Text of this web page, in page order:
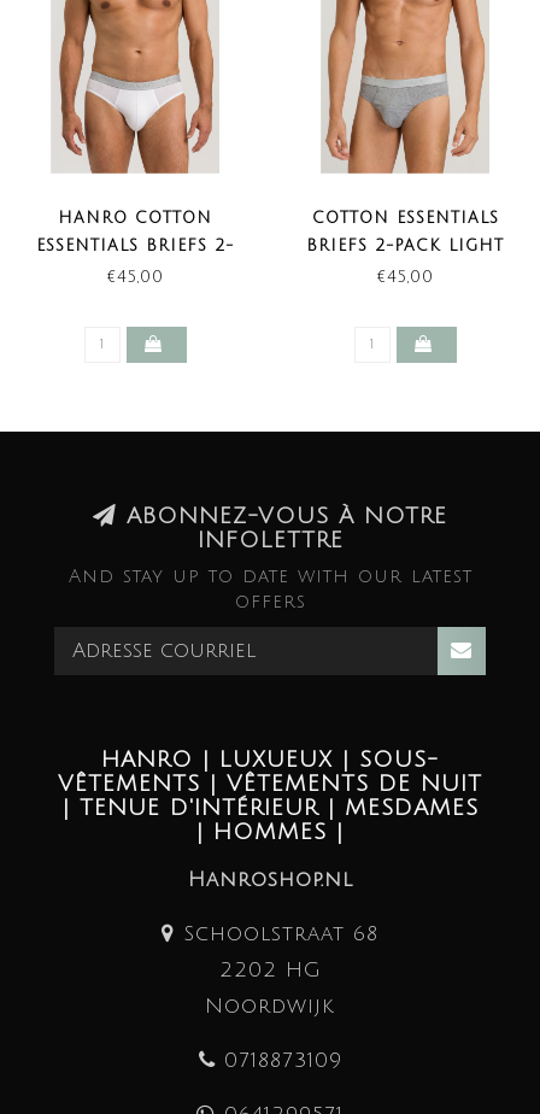
HANRO COTTON
ESSENTIALS BRIEFS 2-
PACK WHITE
€45,00
COTTON ESSENTIALS
BRIEFS 2-PACK LIGHT
MELANGE (LAST ITEMS)
€45,00
ABONNEZ-VOUS À NOTRE
INFOLETTRE
And stay up to date with our latest
offers
HANRO | LUXUEUX | SOUS-
VÊTEMENTS | VÊTEMENTS DE NUIT
| TENUE D'INTÉRIEUR | MESDAMES
| HOMMES |
Hanroshop.nl
Schoolstraat 68
2202 HG
Noordwijk
0718873109